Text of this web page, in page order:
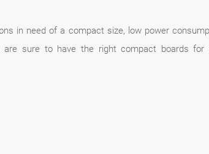
in need of a compact size, low power
are sure to have the right compact boards for